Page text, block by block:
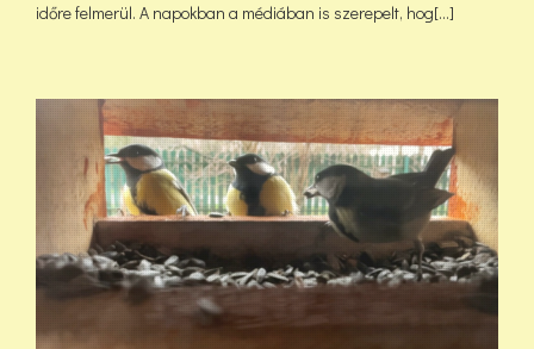
időre felmerül. A napokban a médiában is szerepelt, hog[...]